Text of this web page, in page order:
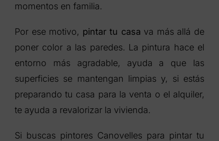
momentos en familia.
Por ese motivo, pintar tu casa va más allá de
poner color a las paredes. La pintura hace el
entorno más agradable, ayuda a que las
superficies se mantengan limpias y, si estás
preparando tu casa para la venta o el alquiler,
te ayuda a revalorizar la vivienda.
Si buscas pintores Canovelles para pintar tu